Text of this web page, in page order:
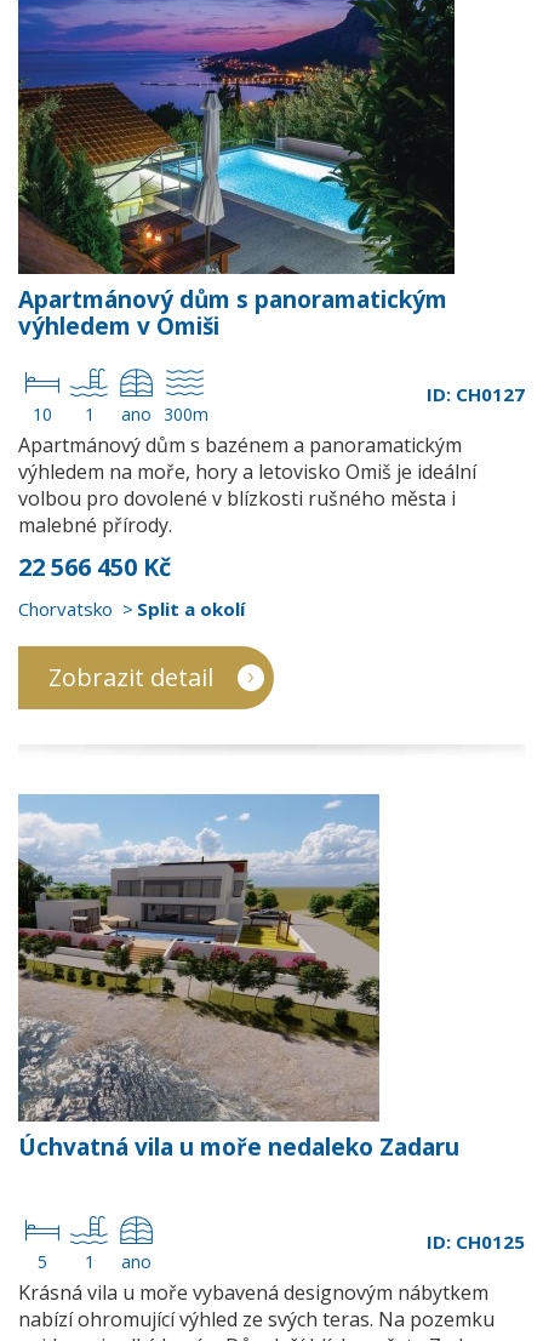
Apartmánový dům s panoramatickým
výhledem v Omiši
10 1 ano 300m
ID: CH0127
Apartmánový dům s bazénem a panoramatickým
výhledem na moře, hory a letovisko Omiš je ideální
volbou pro dovolené v blízkosti rušného města i
malebné přírody.
22 566 450 Kč
Chorvatsko Split a okolí
Zobrazit detail
Úchvatná vila u moře nedaleko Zadaru
5 1 ano
ID: CH0125
Krásná vila u moře vybavená designovým nábytkem
nabízí ohromující výhled ze svých teras. Na pozemku